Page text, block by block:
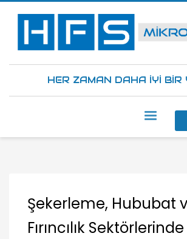
HER ZAMAN DAHA İYİ BİR
Şekerleme, Hububat
Fırıncılık